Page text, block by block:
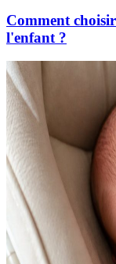
Comment
l'enfant ?